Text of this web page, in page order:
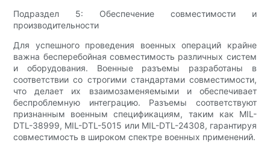
Подраздел 5: Обеспечение совместимости и
производительности
Для успешного проведения военных операций крайне
важна бесперебойная совместимость различных систем
и оборудования. Военные разъемы разработаны в
соответствии со строгими стандартами совместимости,
что делает их взаимозаменяемыми и обеспечивает
беспроблемную интеграцию. Разъемы соответствуют
признанным военным спецификациям, таким как MIL-
DTL-38999, MIL-DTL-5015 или MIL-DTL-24308, гарантируя
совместимость в широком спектре военных применений.